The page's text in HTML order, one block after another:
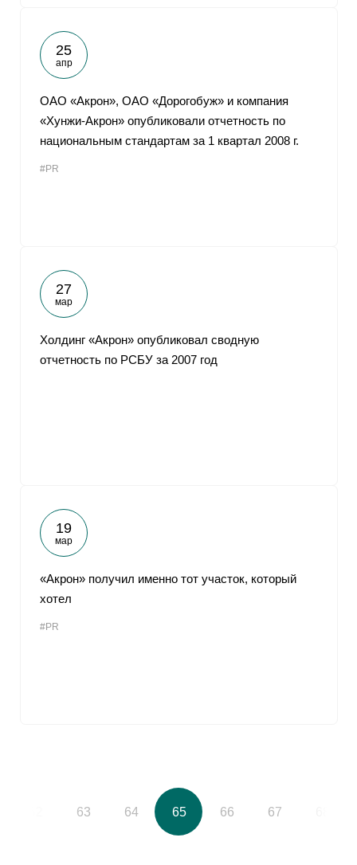
25
апр
ОАО «Акрон», ОАО «Дорогобуж» и компания
«Хунжи-Акрон» опубликовали отчетность по
национальным стандартам за 1 квартал 2008 г.
#PR
27
мар
Холдинг «Акрон» опубликовал сводную
отчетность по РСБУ за 2007 год
19
мар
«Акрон» получил именно тот участок, который
хотел
#PR
63 64 65 66 67